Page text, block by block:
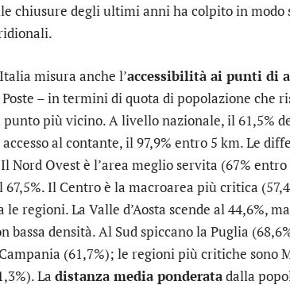
chiusure degli ultimi anni ha colpito in
misura anche l’accessibilità ai punti di
– in termini di quota di popolazione che
punto più vicino. A livello nazionale, il 61,5%
al contante, il 97,9% entro 5 km. Le
Nord Ovest è l’area meglio servita (67%
67,5%. Il Centro è la macroarea più critica
le regioni. La Valle d’Aosta scende al 44,6%,
bassa densità. Al Sud spiccano la Puglia
(61,7%); le regioni più critiche sono
La distanza media ponderatadalla